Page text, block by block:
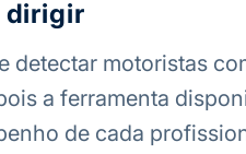
dirigir
detectar motoristas
a ferramenta
de cada